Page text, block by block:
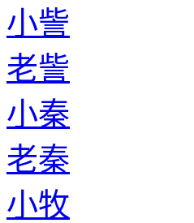
小訾
老訾
小秦
老秦
小牧